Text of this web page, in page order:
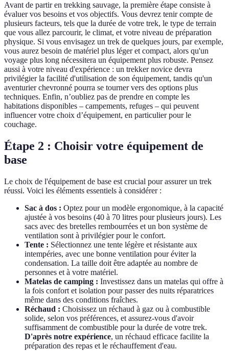
Avant de partir en trekking sauvage, la première étape consiste à
évaluer vos besoins et vos objectifs. Vous devrez tenir compte de
plusieurs facteurs, tels que la durée de votre trek, le type de terrain
que vous allez parcourir, le climat, et votre niveau de préparation
physique. Si vous envisagez un trek de quelques jours, par exemple,
vous aurez besoin de matériel plus léger et compact, alors qu'un
voyage plus long nécessitera un équipement plus robuste. Pensez
aussi à votre niveau d'expérience : un trekker novice devra
privilégier la facilité d'utilisation de son équipement, tandis qu'un
aventurier chevronné pourra se tourner vers des options plus
techniques. Enfin, n’oubliez pas de prendre en compte les
habitations disponibles – campements, refuges – qui peuvent
influencer votre choix d’équipement, en particulier pour le
couchage.
Étape 2 : Choisir votre équipement de
base
Le choix de l'équipement de base est crucial pour assurer un trek
réussi. Voici les éléments essentiels à considérer :
Sac à dos : Optez pour un modèle ergonomique, à la capacité
ajustée à vos besoins (40 à 70 litres pour plusieurs jours). Les
sacs avec des bretelles rembourrées et un bon système de
ventilation sont à privilégier pour le confort.
Tente : Sélectionnez une tente légère et résistante aux
intempéries, avec une bonne ventilation pour éviter la
condensation. La taille doit être adaptée au nombre de
personnes et à votre matériel.
Matelas de camping : Investissez dans un matelas qui offre à
la fois confort et isolation pour passer des nuits réparatrices
même dans des conditions fraîches.
Réchaud : Choisissez un réchaud à gaz ou à combustible
solide, selon vos préférences, et assurez-vous d'avoir
suffisamment de combustible pour la durée de votre trek.
D'après notre expérience, un réchaud efficace facilite la
préparation des repas et le réchauffement d'eau.